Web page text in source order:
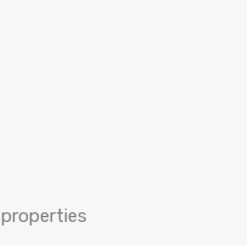
properties